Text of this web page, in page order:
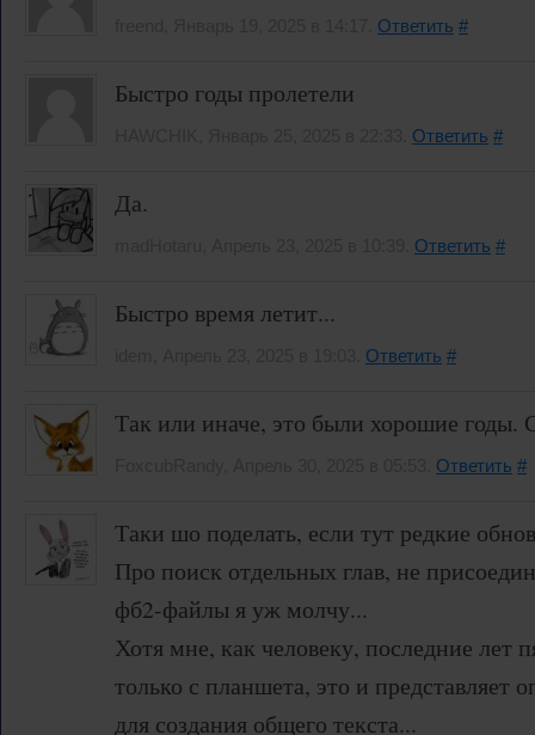
Ответить #
Быстро годы пролетели
Ответить #
Да.
Ответить #
Быстро время летит...
Ответить #
Так или иначе, это были хорошие годы.
Ответить #
Таки шо поделать, если тут редкие
Про поиск отдельных глав, не
фб2-файлы я уж молчу...
Хотя мне, как человеку, последние лет
только с планшета, это и представляет
для создания общего текста...